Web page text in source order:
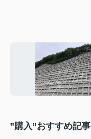
”購入”おすすめ記事